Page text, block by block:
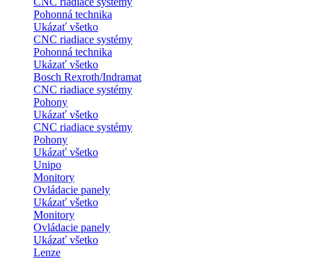
Pohonná technika
Ukázať všetko
CNC riadiace systémy
Pohonná technika
Ukázať všetko
Bosch Rexroth/Indramat
CNC riadiace systémy
Pohony
Ukázať všetko
CNC riadiace systémy
Pohony
Ukázať všetko
Unipo
Monitory
Ovládacie panely
Ukázať všetko
Monitory
Ovládacie panely
Ukázať všetko
Lenze